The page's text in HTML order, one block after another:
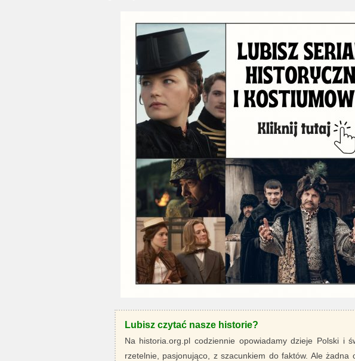
Lubisz czytać nasze historie?
Na historia.org.pl codziennie opowiadamy dzieje Polski i
rzetelnie, pasjonująco, z szacunkiem do faktów. Ale żadna